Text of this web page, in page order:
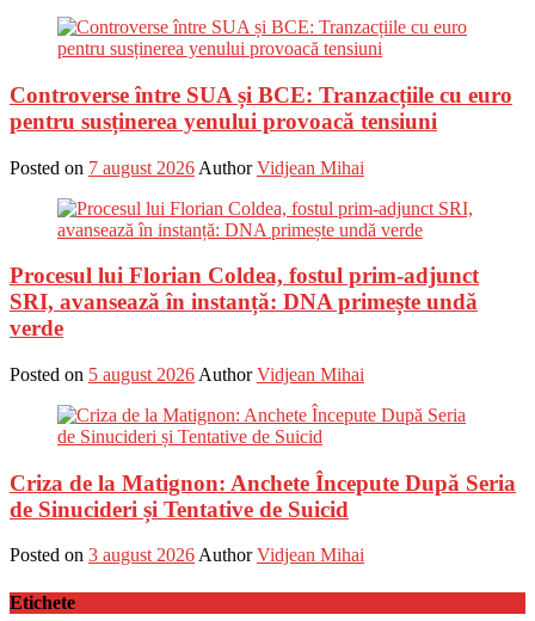
Controverse între SUA și BCE: Tranzacțiile cu euro
pentru susținerea yenului provoacă tensiuni
Posted on 7 august 2026 Author Vidjean Mihai
Procesul lui Florian Coldea, fostul prim-adjunct
SRI, avansează în instanță: DNA primește undă
verde
Posted on 5 august 2026 Author Vidjean Mihai
Criza de la Matignon: Anchete Începute După Seria
de Sinucideri și Tentative de Suicid
Posted on 3 august 2026 Author Vidjean Mihai
Etichete